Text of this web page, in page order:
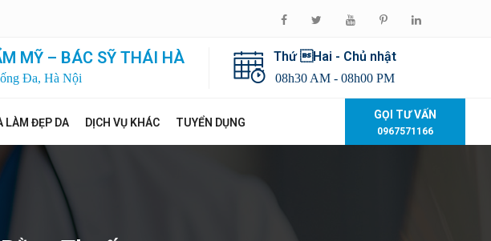
MỸ – BÁC SỸ THÁI HÀ
Đa, Hà Nội
Thứ Hai - Chủ nhật
08h30 AM - 08h00 PM
LÀM ĐẸP DA DỊCH VỤ KHÁC TUYỂN DỤNG
GỌI TƯ VẤN
0967571166